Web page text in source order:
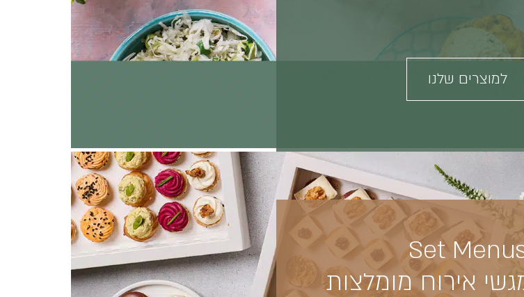
למוצרים שלנו
Set
אירוח מומלצות